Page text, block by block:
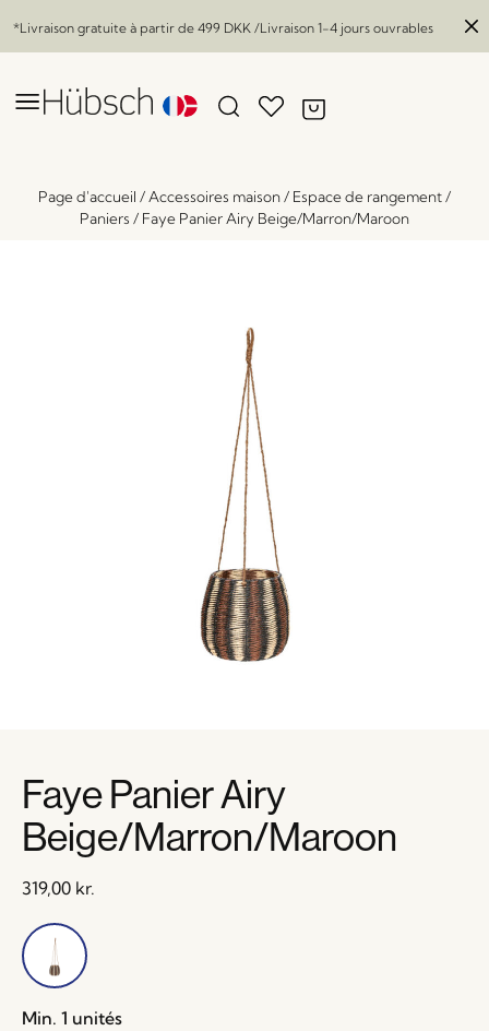
*Livraison gratuite à partir de 499 DKK /Livraison 1-4 jours ouvrables
Page d'accueil / Accessoires maison/ Espace de rangement/
Paniers / Faye Panier Airy Beige/Marron/Maroon
Faye Panier Airy
Beige/Marron/Maroon
319,00 kr.
Min. 1 unités